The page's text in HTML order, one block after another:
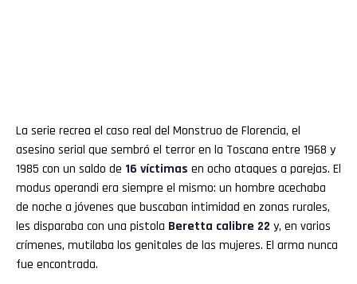
La serie recrea el caso real del Monstruo de Florencia, el
asesino serial que sembró el terror en la Toscana entre 1968 y
1985 con un saldo de 16 víctimas en ocho ataques a parejas. El
modus operandi era siempre el mismo: un hombre acechaba
de noche a jóvenes que buscaban intimidad en zonas rurales,
les disparaba con una pistola Beretta calibre 22 y, en varios
crímenes, mutilaba los genitales de las mujeres. El arma nunca
fue encontrada.